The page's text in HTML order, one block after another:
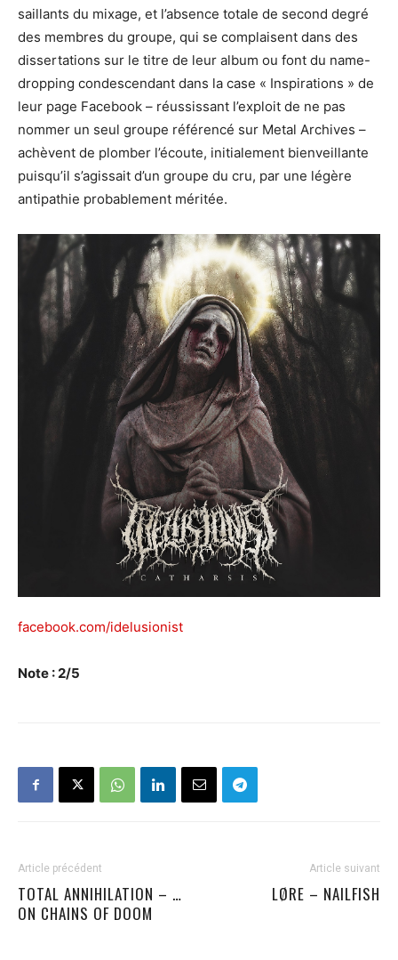
saillants du mixage, et l’absence totale de second degré
des membres du groupe, qui se complaisent dans des
dissertations sur le titre de leur album ou font du name-
dropping condescendant dans la case « Inspirations » de
leur page Facebook – réussissant l’exploit de ne pas
nommer un seul groupe référencé sur Metal Archives –
achèvent de plomber l’écoute, initialement bienveillante
puisqu’il s’agissait d’un groupe du cru, par une légère
antipathie probablement méritée.
facebook.com/idelusionist
Note : 2/5
Article précédent
TOTAL ANNIHILATION – …
ON CHAINS OF DOOM
Article suivant
LØRE – NAILFISH